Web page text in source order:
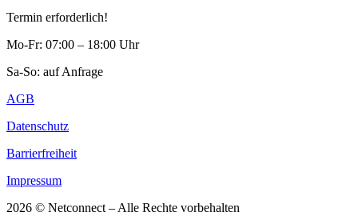
Termin erforderlich!
Mo-Fr: 07:00 – 18:00 Uhr
Sa-So: auf Anfrage
AGB
Datenschutz
Barrierfreiheit
Impressum
2026 © Netconnect – Alle Rechte vorbehalten